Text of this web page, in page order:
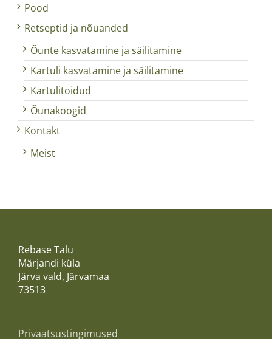
Pood
Retseptid ja nõuanded
Õunte kasvatamine ja säilitamine
Kartuli kasvatamine ja säilitamine
Kartulitoidud
Õunakoogid
Kontakt
Meist
Rebase Talu
Märjandi küla
Järva vald, Järvamaa
73513
Privaatsustingimused